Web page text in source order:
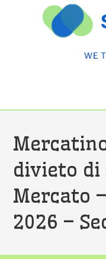
divieto di
Mercato
2026 –